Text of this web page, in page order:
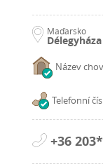
Maďarsko
Délegyháza
Název
Telefonní
+36